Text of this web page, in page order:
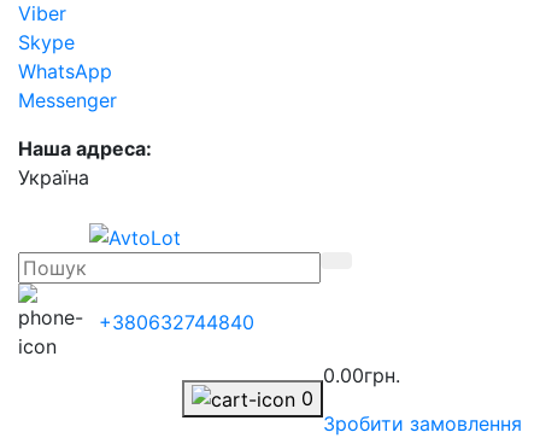
Viber
Skype
WhatsApp
Messenger
Наша адреса:
Українa
+380632744840
0
0.00грн.
Зробити замовлення